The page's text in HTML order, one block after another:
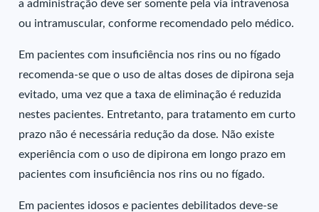
a administração deve ser somente pela via intravenosa
ou intramuscular, conforme recomendado pelo médico.
Em pacientes com insuficiência nos rins ou no fígado
recomenda-se que o uso de altas doses de dipirona seja
evitado, uma vez que a taxa de eliminação é reduzida
nestes pacientes. Entretanto, para tratamento em curto
prazo não é necessária redução da dose. Não existe
experiência com o uso de dipirona em longo prazo em
pacientes com insuficiência nos rins ou no fígado.
Em pacientes idosos e pacientes debilitados deve-se